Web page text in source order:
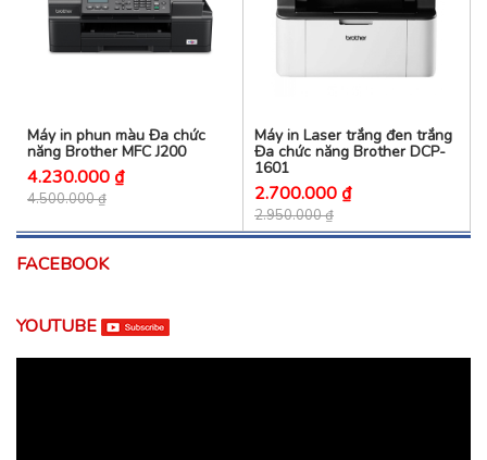
Máy in phun màu Đa chức
năng Brother MFC J200
4.230.000 ₫
4.500.000 ₫
Máy in Laser trắng đen trắng
Đa chức năng Brother DCP-
1601
2.700.000 ₫
2.950.000 ₫
FACEBOOK
YOUTUBE